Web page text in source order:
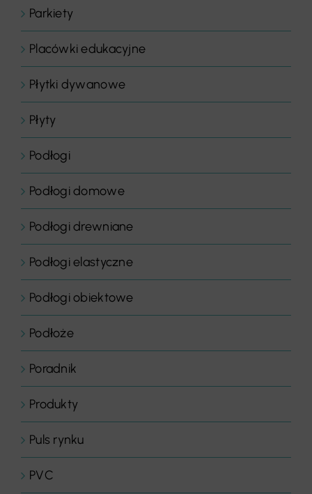
Parkiety
Placówki edukacyjne
Płytki dywanowe
Płyty
Podłogi
Podłogi domowe
Podłogi drewniane
Podłogi elastyczne
Podłogi obiektowe
Podłoże
Poradnik
Produkty
Puls rynku
PVC